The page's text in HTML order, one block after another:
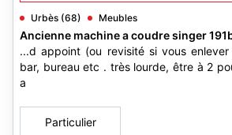
Urbès (68) Meubles
Ancienne machine a coudre singer
...d appoint (ou revisité si vous
bar, bureau etc . très lourde, être à 2
a
Particulier